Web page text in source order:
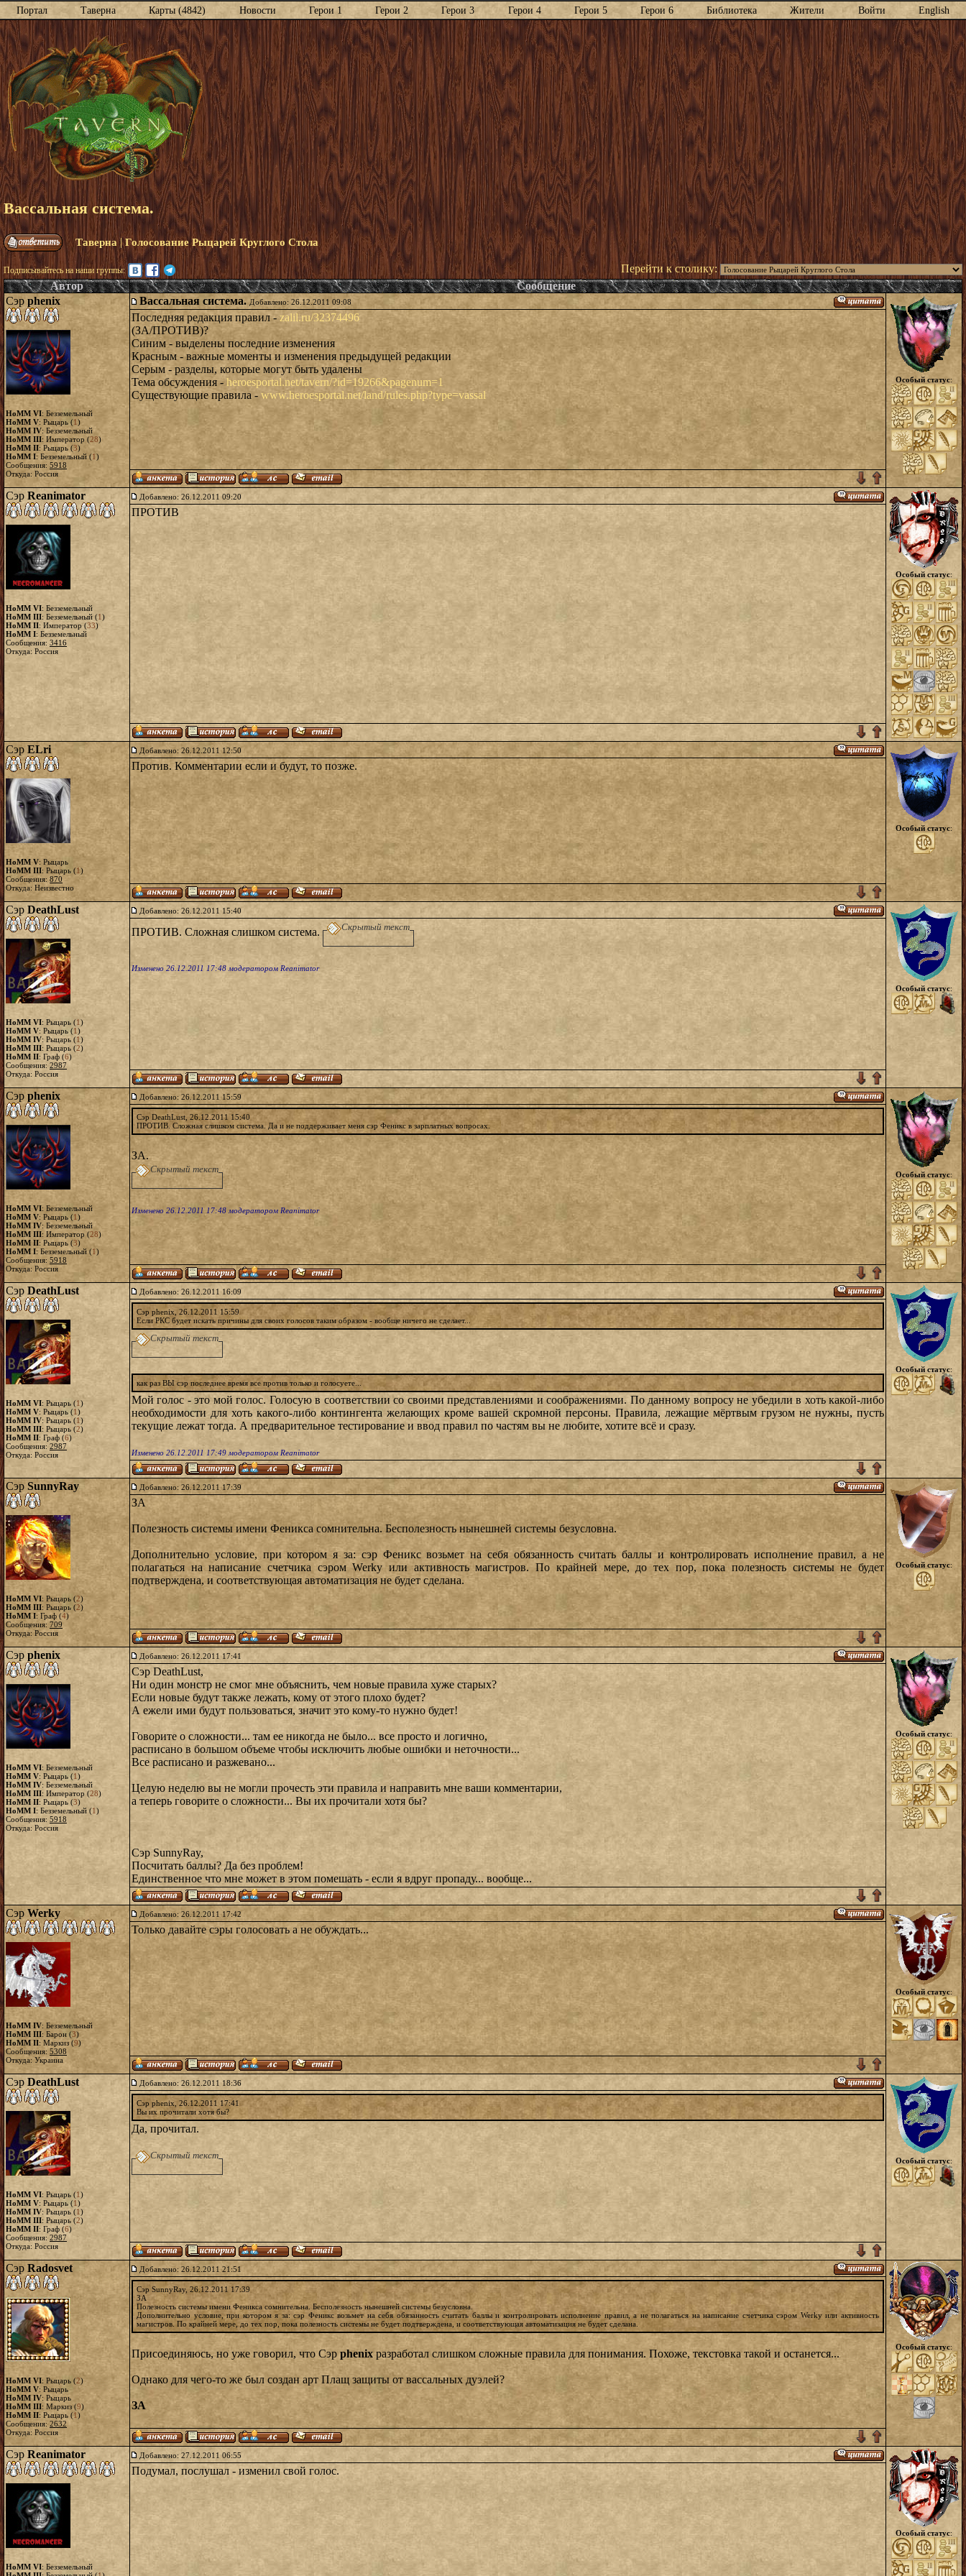
Портал Таверна Карты (4842) Новости Герои 1 Герои 2 Герои 3 Герои 4 Герои 5 Герои 6 Библиотека Жители Войти English
Вассальная система.
Таверна|Голосование Рыцарей Круглого Стола
Подписывайтесь на наши группы:
Перейти к столику:
Автор
Сообщение
Сэр phenix
HoMM VI: Безземельный
HoMM V: Рыцарь (1)
HoMM IV: Безземельный
HoMM III: Император (28)
HoMM II: Рыцарь (3)
HoMM I: Безземельный (1)
Сообщения: 5918
Откуда: Россия
Вассальная система. Добавлено: 26.12.2011 09:08
Последняя редакция правил - zalil.ru/32374496
(ЗА/ПРОТИВ)?
Синим - выделены последние изменения
Красным - важные моменты и изменения предыдущей редакции
Серым - разделы, которые могут быть удалены
Тема обсуждения -heroesportal.net/tavern/?id=19266&pagenum=1
Существующие правила - www.heroesportal.net/land/rules.php?type=vassal
Особый статус:
Сэр Reanimator
HoMM VI: Безземельный
HoMM III: Безземельный (1)
HoMM II: Император (33)
HoMM I: Безземельный
Сообщения: 3416
Откуда: Россия
Добавлено: 26.12.2011 09:20
ПРОТИВ
Особый статус:
Сэр ELri
HoMM V: Рыцарь
HoMM III: Рыцарь (1)
Сообщения: 870
Откуда: Неизвестно
Добавлено: 26.12.2011 12:50
Против. Комментарии если и будут, то позже.
Особый статус:
Сэр DeathLust
HoMM VI: Рыцарь (1)
HoMM V: Рыцарь (1)
HoMM IV: Рыцарь (1)
HoMM III: Рыцарь (2)
HoMM II: Граф (6)
Сообщения: 2987
Откуда: Россия
Добавлено: 26.12.2011 15:40
ПРОТИВ. Сложная слишком система. Скрытый текст
Изменено 26.12.2011 17:48 модератором Reanimator
Особый статус:
Сэр phenix
HoMM VI: Безземельный
HoMM V: Рыцарь (1)
HoMM IV: Безземельный
HoMM III: Император (28)
HoMM II: Рыцарь (3)
HoMM I: Безземельный (1)
Сообщения: 5918
Откуда: Россия
Добавлено: 26.12.2011 15:59
Сэр DeathLust, 26.12.2011 15:40
ПРОТИВ. Сложная слишком система. Да и не поддерживает меня сэр Феникс в зарплатных вопросах.
ЗА.
Скрытый текст
Изменено 26.12.2011 17:48 модератором Reanimator
Особый статус:
Сэр DeathLust
HoMM VI: Рыцарь (1)
HoMM V: Рыцарь (1)
HoMM IV: Рыцарь (1)
HoMM III: Рыцарь (2)
HoMM II: Граф (6)
Сообщения: 2987
Откуда: Россия
Добавлено: 26.12.2011 16:09
Сэр phenix, 26.12.2011 15:59
Если РКС будет искать причины для своих голосов таким образом - вообще ничего не сделает...
Скрытый текст
как раз ВЫ сэр последнее время все против только и голосуете...
Мой голос - это мой голос. Голосую в соответствии со своими представлениями и соображениями. По данному вопросу не убедили в хоть какой-либо
необходимости для хоть какого-либо контингента желающих кроме вашей скромной персоны. Правила, лежащие мёртвым грузом не нужны, пусть
текущие лежат тогда. А предварительное тестирование и ввод правил по частям вы не любите, хотите всё и сразу.
Изменено 26.12.2011 17:49 модератором Reanimator
Особый статус:
Сэр SunnyRay
HoMM VI: Рыцарь (2)
HoMM III: Рыцарь (2)
HoMM I: Граф (4)
Сообщения: 709
Откуда: Россия
Добавлено: 26.12.2011 17:39
ЗА
Полезность системы имени Феникса сомнительна. Бесполезность нынешней системы безусловна.
Дополнительно условие, при котором я за: сэр Феникс возьмет на себя обязанность считать баллы и контролировать исполнение правил, а не
полагаться на написание счетчика сэром Werky или активность магистров. По крайней мере, до тех пор, пока полезность системы не будет
подтверждена, и соответствующая автоматизация не будет сделана.
Особый статус:
Сэр phenix
HoMM VI: Безземельный
HoMM V: Рыцарь (1)
HoMM IV: Безземельный
HoMM III: Император (28)
HoMM II: Рыцарь (3)
HoMM I: Безземельный (1)
Сообщения: 5918
Откуда: Россия
Добавлено: 26.12.2011 17:41
Сэр DeathLust,
Ни один монстр не смог мне объяснить, чем новые правила хуже старых?
Если новые будут также лежать, кому от этого плохо будет?
А ежели ими будут пользоваться, значит это кому-то нужно будет!
Говорите о сложности... там ее никогда не было... все просто и логично,
расписано в большом объеме чтобы исключить любые ошибки и неточности...
Все расписано и разжевано...
Целую неделю вы не могли прочесть эти правила и направить мне ваши комментарии,
а теперь говорите о сложности... Вы их прочитали хотя бы?
Сэр SunnyRay,
Посчитать баллы? Да без проблем!
Единственное что мне может в этом помешать - если я вдруг пропаду... вообще...
Особый статус:
Сэр Werky
HoMM IV: Безземельный
HoMM III: Барон (3)
HoMM II: Маркиз (9)
Сообщения: 5308
Откуда: Украина
Добавлено: 26.12.2011 17:42
Только давайте сэры голосовать а не обуждать...
Особый статус:
Сэр DeathLust
HoMM VI: Рыцарь (1)
HoMM V: Рыцарь (1)
HoMM IV: Рыцарь (1)
HoMM III: Рыцарь (2)
HoMM II: Граф (6)
Сообщения: 2987
Откуда: Россия
Добавлено: 26.12.2011 18:36
Сэр phenix, 26.12.2011 17:41
Вы их прочитали хотя бы?
Да, прочитал.
Скрытый текст Особый статус:
Сэр Radosvet
HoMM VI: Рыцарь (2)
HoMM V: Рыцарь
HoMM IV: Рыцарь
HoMM III: Маркиз (9)
HoMM II: Рыцарь (1)
Сообщения: 2632
Откуда: Россия
Добавлено: 26.12.2011 21:51
Сэр SunnyRay, 26.12.2011 17:39
ЗА
Полезность системы имени Феникса сомнительна. Бесполезность нынешней системы безусловна.
Дополнительно условие, при котором я за: сэр Феникс возьмет на себя обязанность считать баллы и контролировать исполнение правил, а не полагаться на написание счетчика сэром Werky или активность
магистров. По крайней мере, до тех пор, пока полезность системы не будет подтверждена, и соответствующая автоматизация не будет сделана.
Присоединяюсь, но уже говорил, что Сэр phenixразработал слишком сложные правила для понимания. Похоже, текстовка такой и останется...
Однако для чего-то же был создан арт Плащ защиты от вассальных дуэлей?
ЗА
Особый статус:
Сэр Reanimator
HoMM VI: Безземельный
Добавлено: 27.12.2011 06:55
Подумал, послушал - изменил свой голос.
Особый статус: